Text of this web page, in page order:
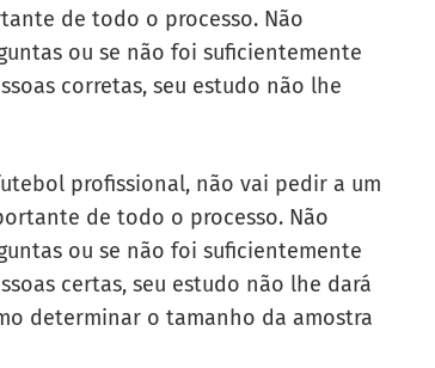
de todo o processo. Não
ou se não foi suficientemente
corretas, seu estudo não lhe
profissional, não vai pedir a um
de todo o processo. Não
ou se não foi suficientemente
certas, seu estudo não lhe dará
determinar o tamanho da amostra